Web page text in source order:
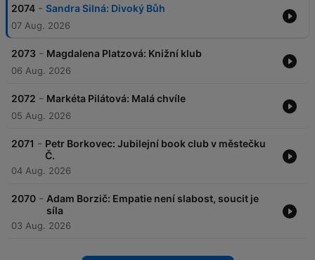
2074 - Sandra Silná: Divoký Bůh
07 Aug. 2026
2073 - Magdalena Platzová: Knižní klub
06 Aug. 2026
2072 - Markéta Pilátová: Malá chvíle
05 Aug. 2026
2071 - Petr Borkovec: Jubilejní book club v městečku
Č.
04 Aug. 2026
2070 - Adam Borzič: Empatie není slabost, soucit je
síla
03 Aug. 2026